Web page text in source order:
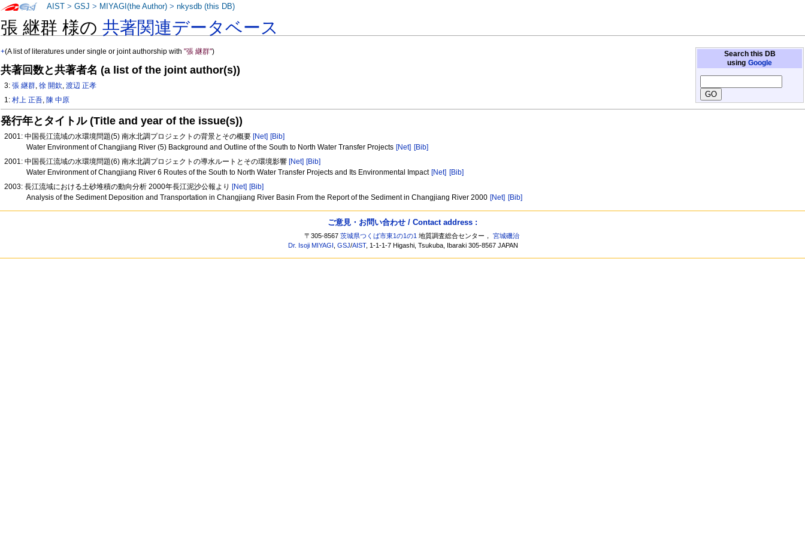
張 継群 様の共著関連データベース
Search this DB
using Google
+(A list of literatures under single or joint authorship with"張 継群")
共著回数と共著者名 (a list of the joint author(s))
3:張 継群,徐 開欽,渡辺 正孝
1:村上 正吾, 陳 中原
発行年とタイトル (Title and year of the issue(s))
2001: 中国長江流域の水環境問題(5) 南水北調プロジェクトの背景とその概要 [Net] [Bib]
Water Environment of Changjiang River (5) Background and Outline of the South to North Water Transfer Projects [Net] [Bib]
2001: 中国長江流域の水環境問題(6) 南水北調プロジェクトの導水ルートとその環境影響 [Net] [Bib]
Water Environment of Changjiang River 6 Routes of the South to North Water Transfer Projects and Its Environmental Impact [Net] [Bib]
2003: 長江流域における土砂堆積の動向分析 2000年長江泥沙公報より [Net] [Bib]
Analysis of the Sediment Deposition and Transportation in Changjiang River Basin From the Report of the Sediment in Changjiang River 2000 [Net] [Bib]
AIST >GSJ > MIYAGI(the Author) >nkysdb (this DB)
ご意見・お問い合わせ / Contact address :
〒305-8567茨城県つくば市東1の1の1 地質調査総合センター，宮城磯治
Dr. Isoji MIYAGI ,GSJ/AIST, 1-1-1-7 Higashi, Tsukuba, Ibaraki 305-8567 JAPAN